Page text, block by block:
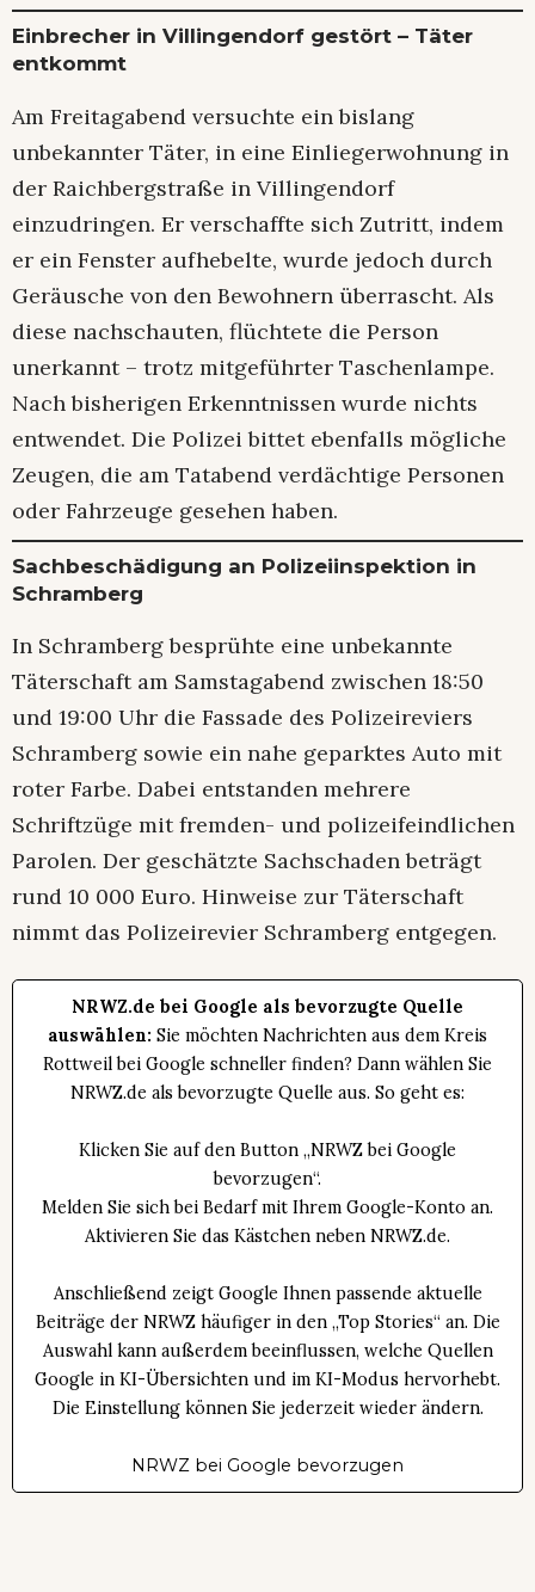
Einbrecher in Villingendorf gestört – Täter
entkommt
Am Freitagabend versuchte ein bislang
unbekannter Täter, in eine Einliegerwohnung in
der Raichbergstraße in Villingendorf
einzudringen. Er verschaffte sich Zutritt, indem
er ein Fenster aufhebelte, wurde jedoch durch
Geräusche von den Bewohnern überrascht. Als
diese nachschauten, flüchtete die Person
unerkannt – trotz mitgeführter Taschenlampe.
Nach bisherigen Erkenntnissen wurde nichts
entwendet. Die Polizei bittet ebenfalls mögliche
Zeugen, die am Tatabend verdächtige Personen
oder Fahrzeuge gesehen haben.
Sachbeschädigung an Polizeiinspektion in
Schramberg
In Schramberg besprühte eine unbekannte
Täterschaft am Samstagabend zwischen 18:50
und 19:00 Uhr die Fassade des Polizeireviers
Schramberg sowie ein nahe geparktes Auto mit
roter Farbe. Dabei entstanden mehrere
Schriftzüge mit fremden- und polizeifeindlichen
Parolen. Der geschätzte Sachschaden beträgt
rund 10 000 Euro. Hinweise zur Täterschaft
nimmt das Polizeirevier Schramberg entgegen.
NRWZ.de bei Google als bevorzugte Quelle
auswählen: Sie möchten Nachrichten aus dem Kreis
Rottweil bei Google schneller finden? Dann wählen Sie
NRWZ.de als bevorzugte Quelle aus. So geht es:
Klicken Sie auf den Button „NRWZ bei Google
bevorzugen“.
Melden Sie sich bei Bedarf mit Ihrem Google-Konto an.
Aktivieren Sie das Kästchen neben NRWZ.de.
Anschließend zeigt Google Ihnen passende aktuelle
Beiträge der NRWZ häufiger in den „Top Stories“ an. Die
Auswahl kann außerdem beeinflussen, welche Quellen
Google in KI-Übersichten und im KI-Modus hervorhebt.
Die Einstellung können Sie jederzeit wieder ändern.
NRWZ bei Google bevorzugen